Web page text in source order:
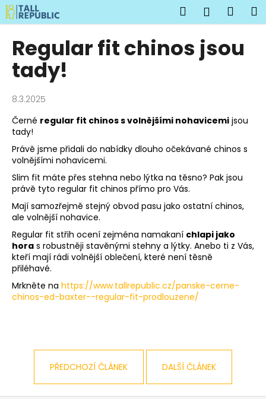
Přejít
na
obsah
Hledat
Regular fit chinos jsou
tady!
8.3.2025
Černé regular fit chinos s volnějšími nohavicemi jsou
tady!
Právě jsme přidali do nabídky dlouho očekávané chinos s
volnějšími nohavicemi.
Slim fit máte přes stehna nebo lýtka na těsno? Pak jsou
právě tyto regular fit chinos přímo pro Vás.
Mají samozřejmě stejný obvod pasu jako ostatní chinos,
ale volnější nohavice.
Regular fit střih ocení zejména namakaní chlapi jako
hora s robustněji stavěnými stehny a lýtky. Anebo ti z Vás,
kteří mají rádi volnější oblečení, které není těsně
přiléhavé.
Mrkněte na https://www.tallrepublic.cz/panske-cerne-
chinos-ed-baxter--regular-fit-prodlouzene/
PŘEDCHOZÍ ČLÁNEK DALŠÍ ČLÁNEK
K
o
C
o
p
o
t
ř
e
b
u
j
e
t
e
n
a
j